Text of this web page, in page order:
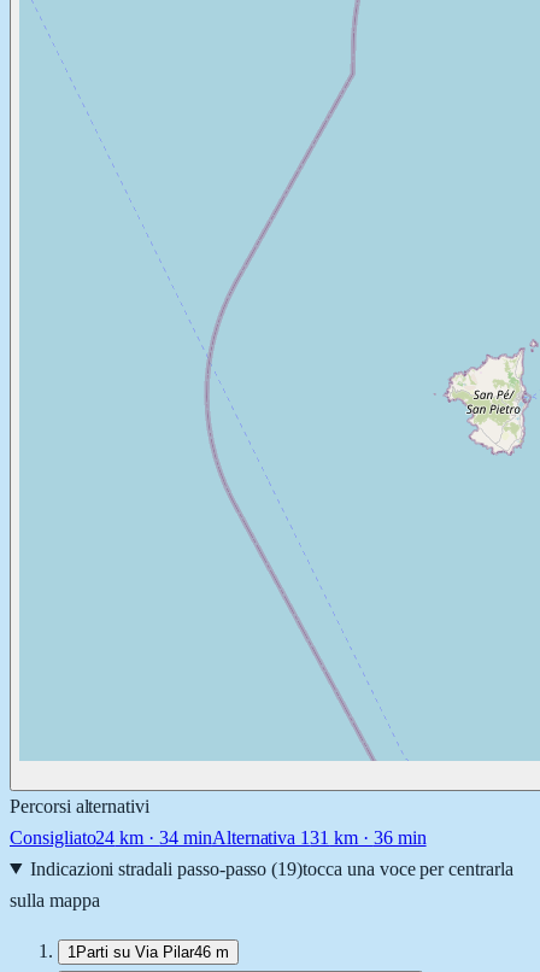
Percorsi alternativi
Consigliato24 km ·34 minAlternativa 131 km · 36 min
Indicazioni stradali passo-passo (19)tocca una voce per centrarla
sulla mappa
1 Parti su Via Pilar46 m